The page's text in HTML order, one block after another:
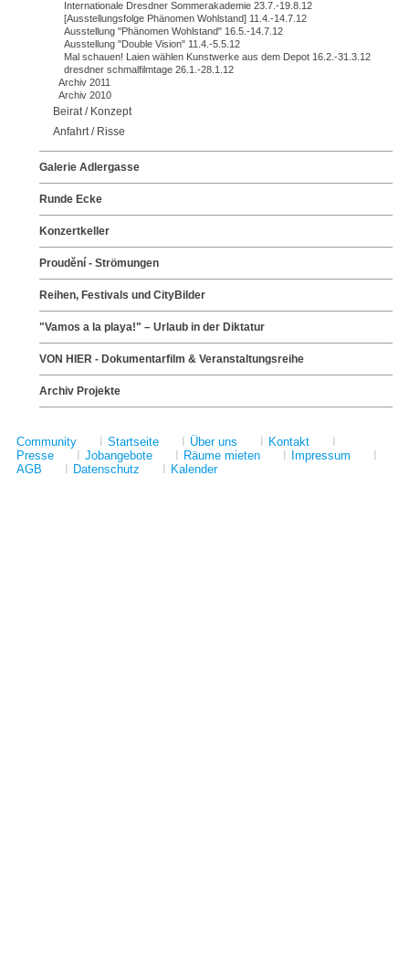
Internationale Dresdner Sommerakademie 23.7.-19.8.12
[Ausstellungsfolge Phänomen Wohlstand] 11.4.-14.7.12
Ausstellung "Phänomen Wohlstand" 16.5.-14.7.12
Ausstellung "Double Vision" 11.4.-5.5.12
Mal schauen! Laien wählen Kunstwerke aus dem Depot 16.2.-31.3.12
dresdner schmalfilmtage 26.1.-28.1.12
Archiv 2011
Archiv 2010
Beirat / Konzept
Anfahrt / Risse
Galerie Adlergasse
Runde Ecke
Konzertkeller
Proudění - Strömungen
Reihen, Festivals und CityBilder
"Vamos a la playa!" – Urlaub in der Diktatur
VON HIER - Dokumentarfilm & Veranstaltungsreihe
Archiv Projekte
Community Startseite Über uns Kontakt
Presse
Jobangebote Räume mieten Impressum
AGB
Datenschutz Kalender